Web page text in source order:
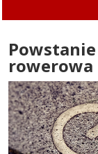
rowerowa